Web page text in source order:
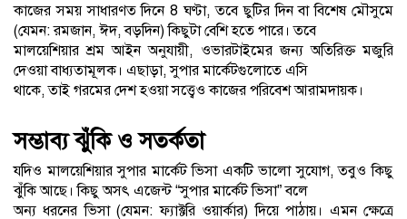
কাজের সময় সাধারণত দিনে 8 ঘণ্টা, তবে ছুটির দিন বা বিশেষ মৌসুমে
(যেমন: রমজান, ঈদ, বড়দিন) কিছুটা বেশি হতে পারে। তবে
মালয়েশিয়ার শ্রম আইন অনুযায়ী, ওভারটাইমের জন্য অতিরিক্ত মজুরি
দেওয়া বাধ্যতামূলক। এছাড়া, সুপার মার্কেটগুলোতে এসি
থাকে, তাই গরমের দেশ হওয়া সত্ত্বেও কাজের পরিবেশ আরামদায়ক।
সম্ভাব্য ঝুঁকি ও সতর্কতা
যদিও মালয়েশিয়ার সুপার মার্কেট ভিসা একটি ভালো সুযোগ, তবুও কিছু
ঝুঁকি আছে। কিছু অসৎ এজেন্ট “সুপার মার্কেট ভিসা” বলে
অন্য ধরনের ভিসা (যেমন: ফ্যাক্টরি ওয়ার্কার) দিয়ে পাঠায়। এমন ক্ষেত্রে